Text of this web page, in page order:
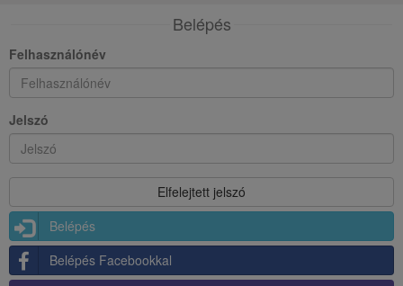
Belépés
Felhasználónév
Jelszó
Belépés
Belépés Facebookkal